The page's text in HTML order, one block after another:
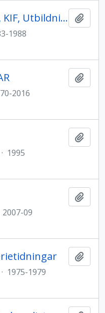
Information från KRO, KIF, Utbildningsdepartementet, Statens konstråd
1988
2016
· 1995
2007-09
· 1975-1979